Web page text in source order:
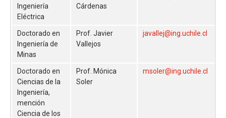
Ingeniería
Eléctrica
Cárdenas
Doctorado en
Ingeniería de
Minas
Prof. Javier
Vallejos
javallej@ing.uchile.cl
Doctorado en
Ciencias de la
Ingeniería,
mención
Ciencia de los
Prof. Mónica
Soler
msoler@ing.uchile.cl